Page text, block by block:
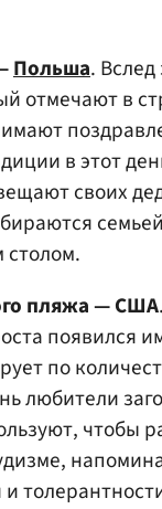
Польша.
отмечают в
в этот
своих
семьей
пляжа — США
появился
по
любители
чтобы